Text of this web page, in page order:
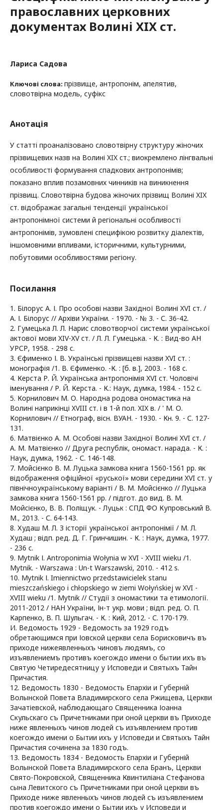
православних церковних
документах Волині XIX ст.
Лариса Садова
Ключові слова: прізвище, антропонім, апелятив,
словотвірна модель, суфікс
Анотація
У статті проаналізовано словотвірну структуру жіночих
прізвищевих назв на Волині XIX ст.; виокремлено лінгвальні
особливості формування спадкових антропонімів;
показано вплив позамовних чинників на виникнення
прізвищ. Словотвірна будова жіночих прізвищ Волині XIX
ст. відображає загальні тенденції української
антропонімної системи й регіональні особливості
антропонімів, зумовлені специфікою розвитку діалектів,
іншомовними впливами, історичними, культурними,
побутовими особливостями регіону.
Посилання
1. Білорус А. І. Про особові назви Західної Волині XVI ст. /
А. І. Білорус // Архіви України. - 1970. - № 3. - С. 36-42.
2. Гумецька Л. Л. Нарис словотворчої системи української
актової мови XIV-XV ст. / Л. Л. Гумецька. - К. : Вид-во АН
УРСР, 1958. - 298 с.
3. Єфименко І. В. Українські прізвищеві назви XVI ст. :
монографія /1. В. Єфименко. -К. : [б. в.], 2003. - 168 с.
4. Керста Р. Й. Українська антропонімія XVI ст. Чоловічі
іменування / Р. Й. Керста. - К.: Наук, думка, 1984. - 152 с.
5. Корнилович М. О. Народна родова ономастика на
Волині наприкінці XVIII ст. і в 1-й пол. XIX в. / ' М. О.
Корнилович // Етнограф, вісн. ВУАН. - 1930. - Кн. 9. - С. 127-
131.
6. Матвієнко А. М. Особові назви Західної Волині XVI ст. /
А. М. Матвієнко // Друга республік, ономаст. нарада. - К. :
Наук, думка, 1962. - С. 146-148.
7. Мойсієнко В. М. Луцька замкова книга 1560-1561 рр. як
відображення офіційної «руської» мови середини XVI ст. у
північноукраїнському варіанті / В. М. Мойсієнко // Луцька
замкова книга 1560-1561 рр. / підгот. до вид. В. М.
Мойсієнко, В. В. Поліщук. - Луцьк : СПД ФО Купровський В.
М., 2013. - С. 64-143.
8. Худаш М. Л. З історії української антропонімії / М. Л.
Худаш ; відп. ред. Д. Г. Гринчишин. - К. : Наук, думка, 1977.
- 236 с.
9. Mytnik І. Antroponimia Wołynia w XVI - XVIII wieku /1.
Mytnik. - Warszawa : Un-t Warszawski, 2010. - 412 s.
10. Mytnik І. Imiennictwo przedstawicielek stanu
mieszczańskiego i chłopskiego w ziemi Wołyńskiej w XVI -
XVIII wieku /1. Mytnik // Студії з ономастики та етимології.
2011-2012 / НАН України, Ін-т укр. мови ; відп. ред. О. П.
Карпенко, В. П. Шульгач. - К. : Кий, 2012. - С. 170-179.
И. Ведомость 1929 - Ведомость за 1929 годъ
обретающимся при Іовской церкви села Борисковичъ въ
приходе нижеявленныхъ чиновъ людямъ, со
изъявлениемъ противъ коегождо имени о бытии ихъ въ
Святую Четиредесятницу у Исповеди и Святыхъ Тайн
Причастия.
12. Ведомость 1830 - Ведомость Епархіи и Губерній
Волынской Повета Владимирского села Ржищева, Церкви
Зачатіевской, наблюдающаго Священника Іоанна
Скульскаго съ Причетниками при оной церкви въ Приходе
ниже явленныхъ чинов людей съ изъявлением против
коегождо имени о Бытии ихъ у Исповеди и Святыхъ Тайн
Причастия сочинена за 1830 годъ.
13. Ведомость 1834 - Ведомость Епархіи и Губерній
Волынской Повета Владимирского села Бранъ, Церкви
Свято-Покровской, Священника Квинтиліана Стефанова
сына Левитского съ Причетниками при оной церкви въ
Приходе ниже явленныхъ чинов людей съ изъявлением
против коегождо имени о Бытии ихъ у Исповеди и